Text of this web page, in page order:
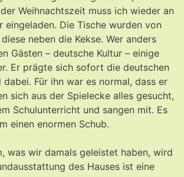
Weihnachtszeit muss ich wieder an
Die Tische wurden von
neben die Kekse. Wer anders
Gästen – deutsche Kultur – einige
Er prägte sich sofort die deutschen
Für ihn war es normal, dass er
sich aus der Spielecke alles gesucht,
Schulunterricht und sangen mit. Es
einen enormen Schub.
was wir damals geleistet haben, wird
des Hauses ist eine